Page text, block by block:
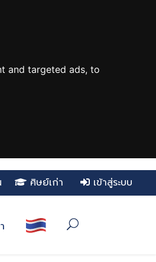
and targeted ads, to
ศิษย์เก่า เข้าสู่ระบบ